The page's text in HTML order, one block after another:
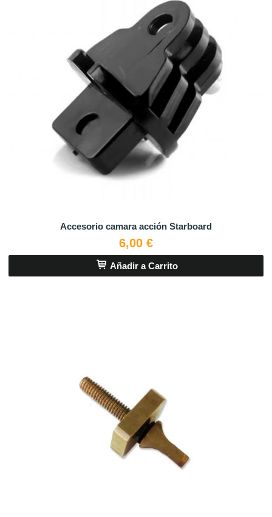
Accesorio camara acción Starboard
6,00 €
Añadir a Carrito